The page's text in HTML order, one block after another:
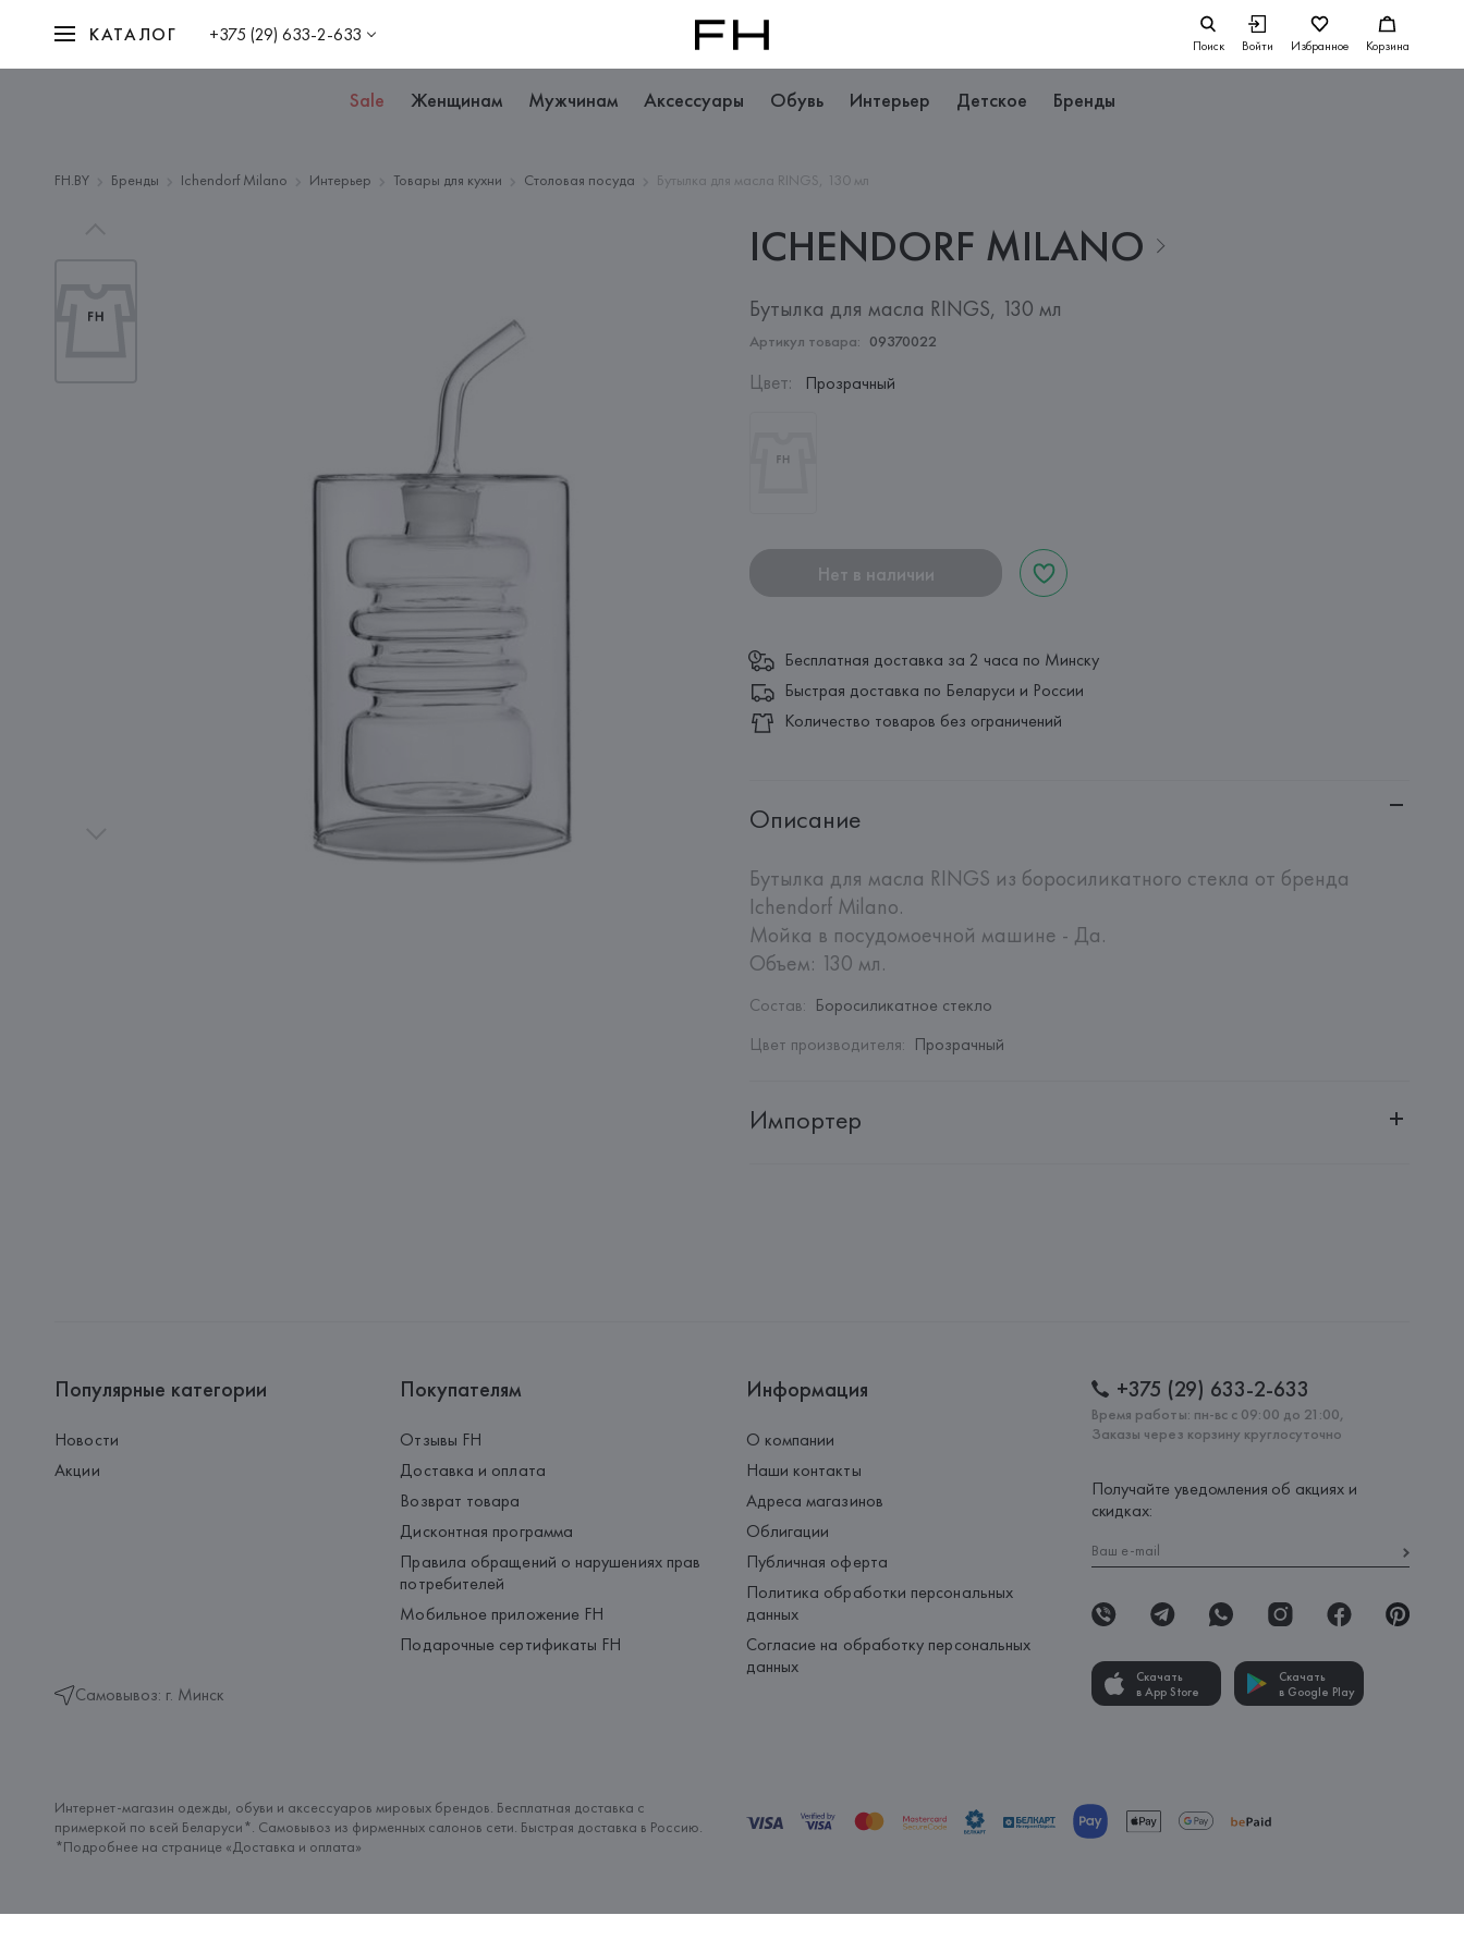
КАТАЛОГ +375 (29) 633-2-633 Поиск Войти Избранное Корзина
Sale Женщинам Мужчинам Аксессуары Обувь Интерьер Детское Бренды
FH.BY Бренды Ichendorf Milano Интерьер Товары для кухни Столовая посуда Бутылка для масла RINGS, 130 мл
ICHENDORF MILANO
Бутылка для масла RINGS, 130 мл
Артикул товара: 09370022
Цвет: Прозрачный
Нет в наличии
Бесплатная доставка за 2 часа по Минску
Быстрая доставка по Беларуси и России
Количество товаров без ограничений
Описание
Бутылка для масла RINGS из боросиликатного стекла от бренда
Ichendorf Milano.
Мойка в посудомоечной машине - Да.
Объем: 130 мл.
Состав: Боросиликатное стекло
Цвет производителя: Прозрачный
Импортер
Популярные категории
Новости
Акции
Самовывоз: г. Минск
Покупателям
Отзывы FH
Доставка и оплата
Возврат товара
Дисконтная программа
Правила обращений о нарушениях прав
потребителей
Мобильное приложение FH
Подарочные сертификаты FH
Информация
О компании
Наши контакты
Адреса магазинов
Облигации
Публичная оферта
Политика обработки персональных
данных
Согласие на обработку персональных
данных
+375 (29) 633-2-633
Время работы: пн-вс с 09:00 до 21:00,
Заказы через корзину круглосуточно
Получайте уведомления об акциях и
скидках:
Скачать
в App Store
Скачать
в Google Play
Интернет-магазин одежды, обуви и аксессуаров мировых брендов. Бесплатная доставка с
примеркой по всей Беларуси*. Самовывоз из фирменных салонов сети. Быстрая доставка в Россию.
*Подробнее на странице «Доставка и оплата»